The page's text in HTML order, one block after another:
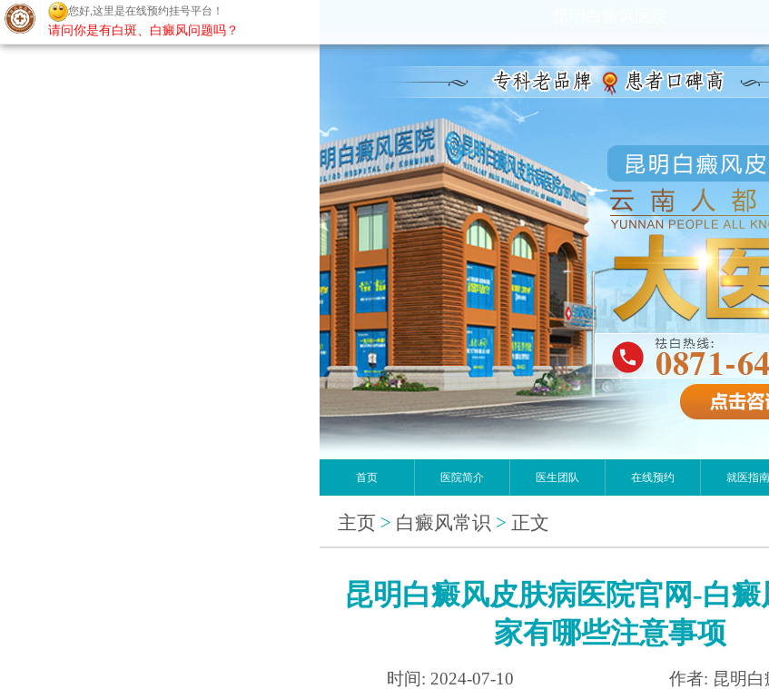
首页 医院简介 医生团队 在线预约 就医指南
主页 > 白癜风常识 > 正文
昆明白癜风皮肤病医院官网-白
家有哪些注意事项
时间: 2024-07-10 作者: 昆明
您好,这里是在线预约挂号平台！
请问你是有白斑、白癜风问题吗？